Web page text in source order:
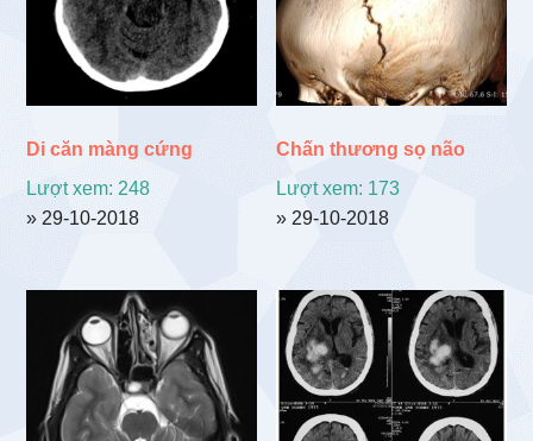
Di căn màng cứng
Lượt xem: 248
» 29-10-2018
Chấn thương sọ não
Lượt xem: 173
» 29-10-2018